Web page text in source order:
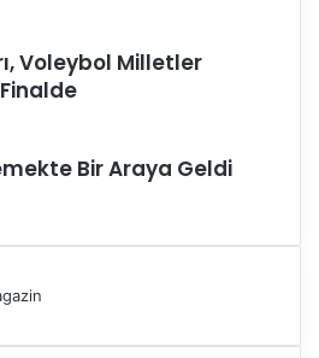
Voleybol Milletler
Bir Araya Geldi